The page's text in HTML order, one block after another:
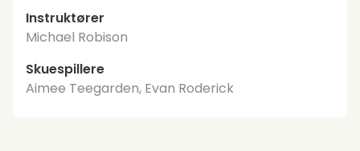
Instruktører
Michael Robison
Skuespillere
Aimee Teegarden, Evan Roderick